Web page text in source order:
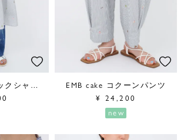
EMB cake クレリックシャツワンピース
EMB cake コクーンパンツ
¥ 24,200
new